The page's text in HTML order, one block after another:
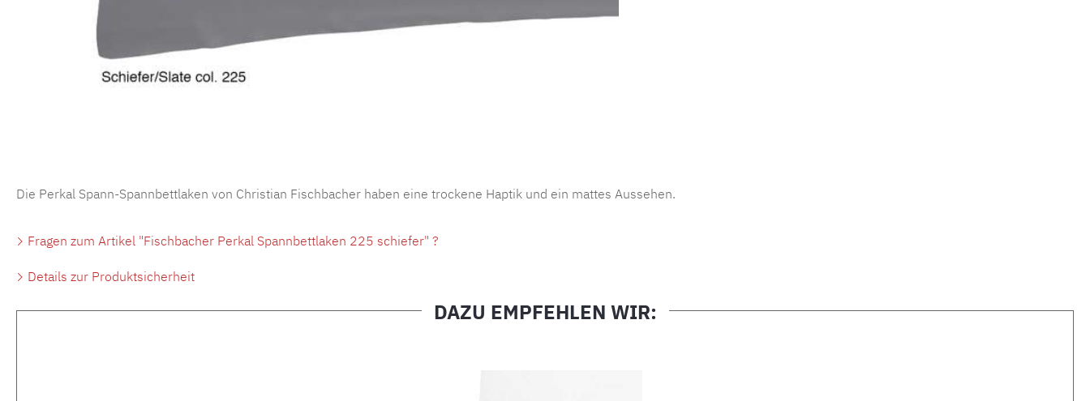
Die Perkal Spann-Spannbettlaken von Christian Fischbacher haben eine trockene Haptik und ein mattes Aussehen.
Fragen zum Artikel "Fischbacher Perkal Spannbettlaken 225 schiefer" ?
Details zur Produktsicherheit
DAZU EMPFEHLEN WIR: